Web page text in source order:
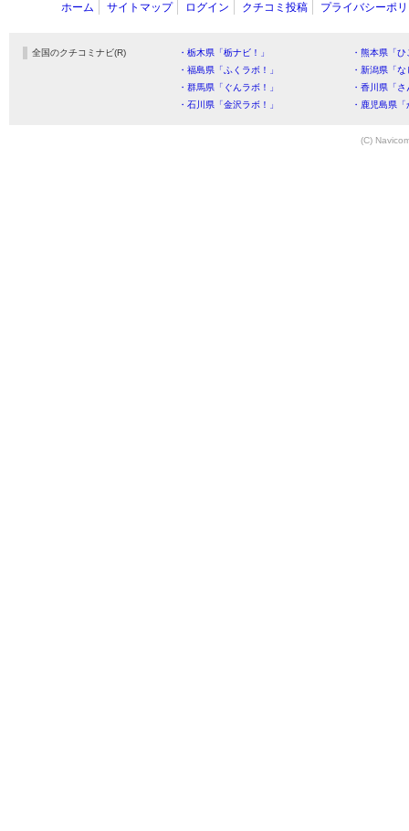
ホーム サイトマップ ログイン クチコミ投稿 プライバシーポ
全国のクチコミナビ(R) ・栃木県「栃ナビ！」
・熊本県「
・福島県「ふくラボ！」
・新潟県「
・群馬県「ぐんラボ！」
・香川県「
・石川県「金沢ラボ！」
・鹿児島県
(C)